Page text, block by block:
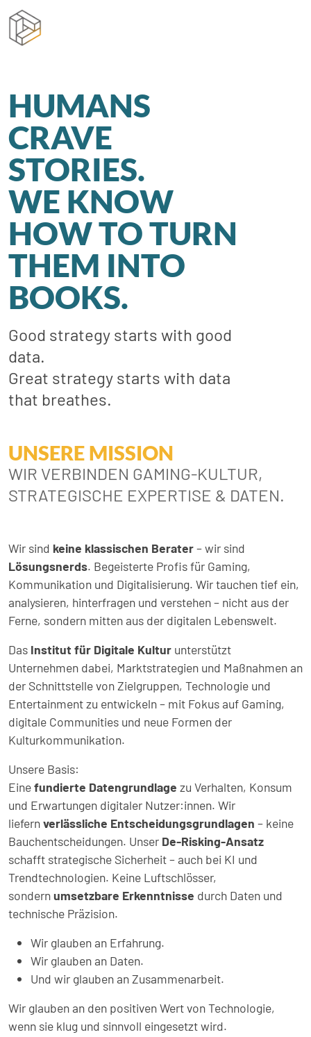
Direkt zur Hauptnavigation springen
Direkt zum Inhalt springen
HUMANS
CRAVE
STORIES.
WE KNOW
HOW TO TURN
THEM INTO
BOOKS.
Good strategy starts with good
data.
Great strategy starts with data
that breathes.
UNSERE MISSION
WIR VERBINDEN GAMING-KULTUR,
STRATEGISCHE EXPERTISE & DATEN.
Wir sind keine klassischen Berater– wir sind
Lösungsnerds. Begeisterte Profis für Gaming,
Kommunikation und Digitalisierung. Wir tauchen tief ein,
analysieren, hinterfragen und verstehen – nicht aus der
Ferne, sondern mitten aus der digitalen Lebenswelt.
Das Institut für Digitale Kultur unterstützt
Unternehmen dabei, Marktstrategien und Maßnahmen an
der Schnittstelle von Zielgruppen, Technologie und
Entertainment zu entwickeln – mit Fokus auf Gaming,
digitale Communities und neue Formen der
Kulturkommunikation.
Unsere Basis:
Einefundierte Datengrundlage zu Verhalten, Konsum
und Erwartungen digitaler Nutzer:innen. Wir
liefernverlässliche Entscheidungsgrundlagen – keine
Bauchentscheidungen. Unser De-Risking-Ansatz
schafft strategische Sicherheit – auch bei KI und
Trendtechnologien. Keine Luftschlösser,
sondernumsetzbare Erkenntnisse durch Daten und
technische Präzision.
Wir glauben an Erfahrung.
Wir glauben an Daten.
Und wir glauben an Zusammenarbeit.
Wir glauben an den positiven Wert von Technologie,
wenn sie klug und sinnvoll eingesetzt wird.